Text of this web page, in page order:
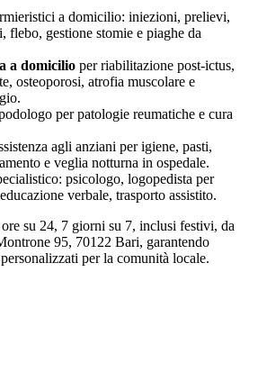
a domicilio: iniezioni, prelievi,
flebo, gestione stomie e piaghe da
a domicilio per riabilitazione post-ictus,
osteoporosi, atrofia muscolare e
per patologie reumatiche e cura
agli anziani per igiene, pasti,
e veglia notturna in ospedale.
psicologo, logopedista per
verbale, trasporto assistito.
su 24, 7 giorni su 7, inclusi festivi, da
95, 70122 Bari, garantendo
per la comunità locale.